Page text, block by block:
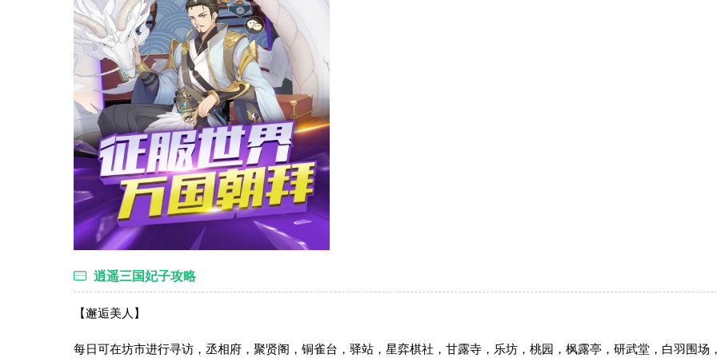
逍遥三国妃子攻略
【邂逅美人】
每日可在坊市进行寻访，丞相府，聚贤阁，铜雀台，驿站，星弈棋社，甘露寺，乐坊，桃园，枫露亭，研武堂，白羽围场